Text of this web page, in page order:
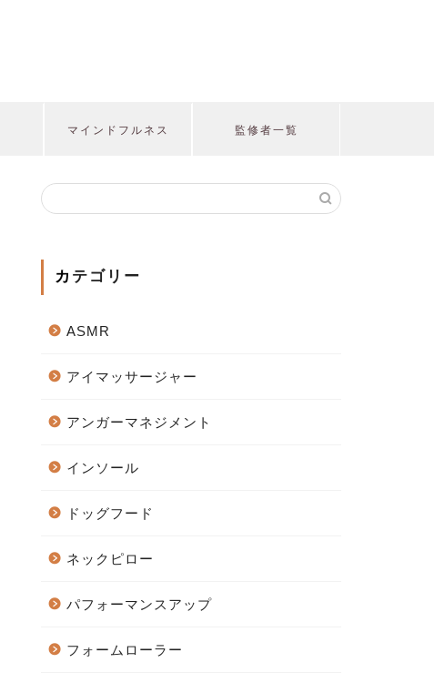
マインドフルネス 監修者一覧
カテゴリー
ASMR
アイマッサージャー
アンガーマネジメント
インソール
ドッグフード
ネックピロー
パフォーマンスアップ
フォームローラー